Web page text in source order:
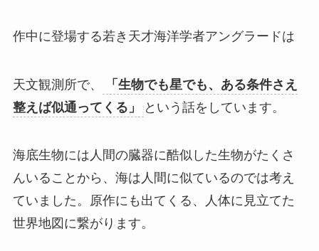
作中に登場する若き天才海洋学者アングラードは
天文観測所で、
「生物でも星でも、ある条件さえ
整えば似通ってくる」
という話をしています。
海底生物には人間の臓器に酷似した生物がたくさ
んいることから、海は人間に似ているのでは考え
ていました。原作にも出てくる、人体に見立てた
世界地図に繋がります。